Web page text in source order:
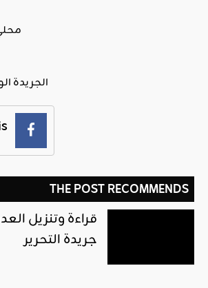
الجريدة
THE POST RECOMMENDS
جريدة التحرير